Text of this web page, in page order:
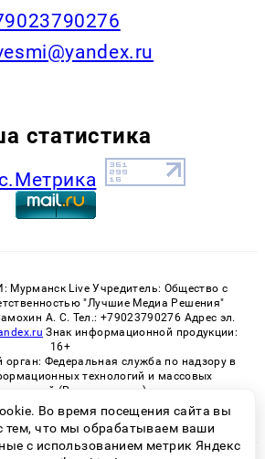
статистика
Мурманск Live Учредитель: Общество с
"Лучшие Медиа Решения"
А. С. Тел.: +79023790276 Адрес эл.
Знак информационной продукции:
16+
орган: Федеральная служба по надзору в
технологий и массовых
(Роскомнадзор)
СМИ ЭЛ № ФС 77 - 82534 от 21.01.2022
Во время посещения сайта вы
тем, что мы обрабатываем ваши
с использованием метрик Яндекс